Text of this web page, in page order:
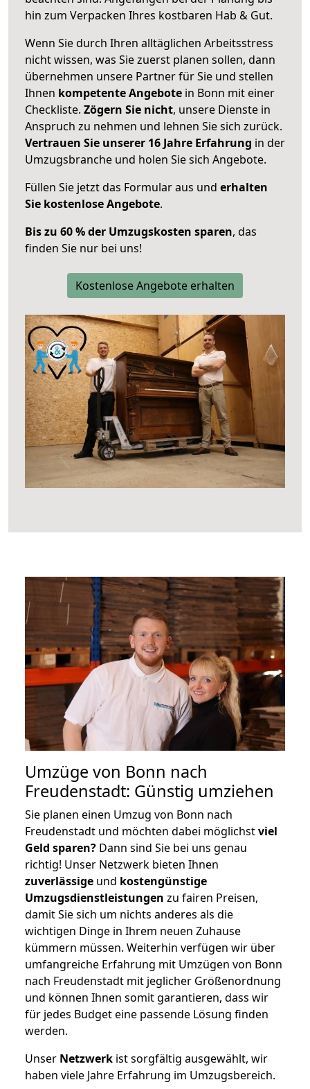
hin zum Verpacken Ihres kostbaren Hab & Gut.
Wenn Sie durch Ihren alltäglichen Arbeitsstress
nicht wissen, was Sie zuerst planen sollen, dann
übernehmen unsere Partner für Sie und stellen
Ihnen kompetente Angebote in Bonn mit einer
Checkliste. Zögern Sie nicht, unsere Dienste in
Anspruch zu nehmen und lehnen Sie sich zurück.
Vertrauen Sie unserer 16 Jahre Erfahrung in der
Umzugsbranche und holen Sie sich Angebote.
Füllen Sie jetzt das Formular aus und erhalten
Sie kostenlose Angebote.
Bis zu 60 % der Umzugskosten sparen, das
finden Sie nur bei uns!
Kostenlose Angebote erhalten
Umzüge von Bonn nach
Freudenstadt: Günstig umziehen
Sie planen einen Umzug von Bonn nach
Freudenstadt und möchten dabei möglichstviel
Geld sparen? Dann sind Sie bei uns genau
richtig! Unser Netzwerk bieten Ihnen
zuverlässige und kostengünstige
Umzugsdienstleistungen zu fairen Preisen,
damit Sie sich um nichts anderes als die
wichtigen Dinge in Ihrem neuen Zuhause
kümmern müssen. Weiterhin verfügen wir über
umfangreiche Erfahrung mit Umzügen von Bonn
nach Freudenstadt mit jeglicher Größenordnung
und können Ihnen somit garantieren, dass wir
für jedes Budget eine passende Lösung finden
werden.
Unser Netzwerk ist sorgfältig ausgewählt, wir
haben viele Jahre Erfahrung im Umzugsbereich.